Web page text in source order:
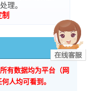
理。
有数据均为平台（网
人均可看到。